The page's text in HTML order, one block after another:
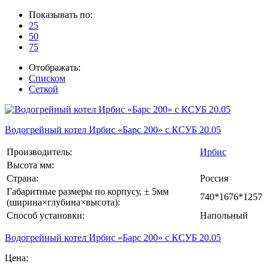
Показывать по:
25
50
75
Отображать:
Списком
Сеткой
Водогрейный котел Ирбис «Барс 200» с КСУБ 20.05
Производитель:
Ирбис
Высота мм:
Страна:
Россия
Габаритные размеры по корпусу, ± 5мм
(ширина×глубина×высота):
740*1676*1257
Способ установки:
Напольный
Водогрейный котел Ирбис «Барс 200» с КСУБ 20.05
Цена: